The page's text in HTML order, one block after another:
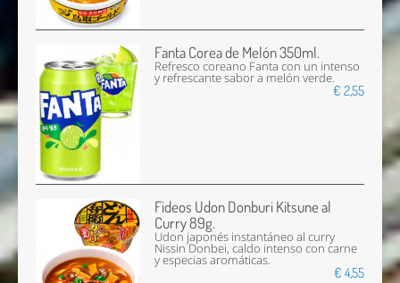
Fanta Corea de Melón 350ml.
Refresco coreano Fanta con un intenso
y refrescante sabor a melón verde.
€ 2,55
Fideos Udon Donburi Kitsune al
Curry 89g.
Udon japonés instantáneo al curry
Nissin Donbei, caldo intenso con carne
y especias aromáticas.
€ 4,55